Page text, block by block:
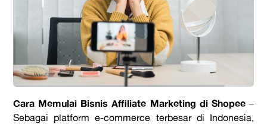
Cara Memulai Bisnis Affiliate Marketing di Shopee–
Sebagai platform e-commerce terbesar di Indonesia,